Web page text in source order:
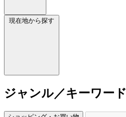
現在地から探す
ジャンル／キーワード